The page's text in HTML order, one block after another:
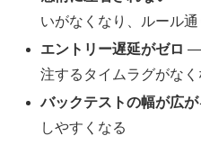
いがなくなり、ルール
エントリー遅延がゼロ ―
注するタイムラグがなく
バックテストの幅が広が
しやすくなる